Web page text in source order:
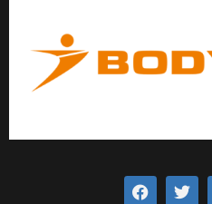
a
c
w
i